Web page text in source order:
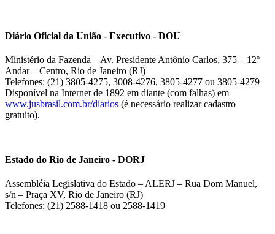
Diário Oficial da União - Executivo - DOU
Ministério da Fazenda – Av. Presidente Antônio Carlos, 375 – 12º
Andar – Centro, Rio de Janeiro (RJ)
Telefones: (21) 3805-4275, 3008-4276, 3805-4277 ou 3805-4279
Disponível na Internet de 1892 em diante (com falhas) em
www.jusbrasil.com.br/diarios (é necessário realizar cadastro
gratuito).
Estado do Rio de Janeiro - DORJ
Assembléia Legislativa do Estado – ALERJ – Rua Dom Manuel,
s/n – Praça XV, Rio de Janeiro (RJ)
Telefones: (21) 2588-1418 ou 2588-1419